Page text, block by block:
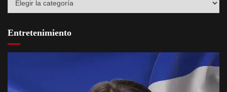
Entretenimiento